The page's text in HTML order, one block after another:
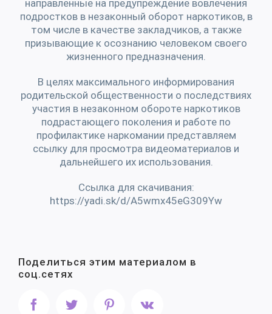
направленные на предупреждение вовлечения
подростков в незаконный оборот наркотиков, в
том числе в качестве закладчиков, а также
призывающие к осознанию человеком своего
жизненного предназначения.
В целях максимального информирования
родительской общественности о последствиях
участия в незаконном обороте наркотиков
подрастающего поколения и работе по
профилактике наркомании представляем
ссылку для просмотра видеоматериалов и
дальнейшего их использования.
Ссылка для скачивания:
https://yadi.sk/d/A5wmx45eG309Yw
Поделиться этим материалом в
соц.сетях
FacebookTwitter PinterestVk